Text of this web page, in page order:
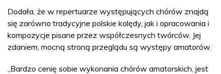
Dodała, że w repertuarze występujących chórów znajdą
się zarówno tradycyjne polskie kolędy, jak i opracowania i
kompozycje pisane przez współczesnych twórców. Jej
zdaniem, mocną stroną przeglądu są występy amatorów.
„Bardzo cenię sobie wykonania chórów amatorskich, jest